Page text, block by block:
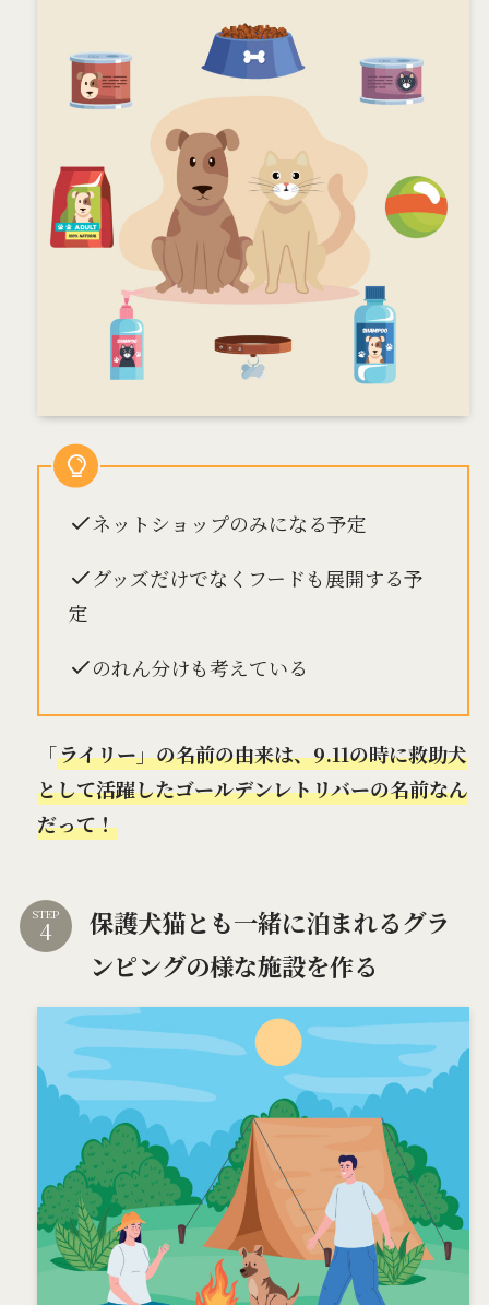
ネットショップのみになる予定
グッズだけでなくフードも展開する予
定
のれん分けも考えている
「ライリー」の名前の由来は、9.11の時に救助犬
として活躍したゴールデンレトリバーの名前なん
だって！
STEP
保護犬猫とも一緒に泊まれるグラ
ンピングの様な施設を作る